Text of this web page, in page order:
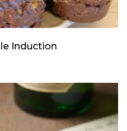
Induction